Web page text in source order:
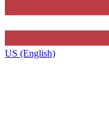
US (English)